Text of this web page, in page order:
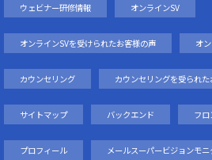
ウェビナー研修情報 オンラインSV
オンラインSVを受けられたお客様の声 オ
カウンセリング カウンセリングを受られ
サイトマップ バックエンド フロ
プロフィール メールスーパービジョンモ